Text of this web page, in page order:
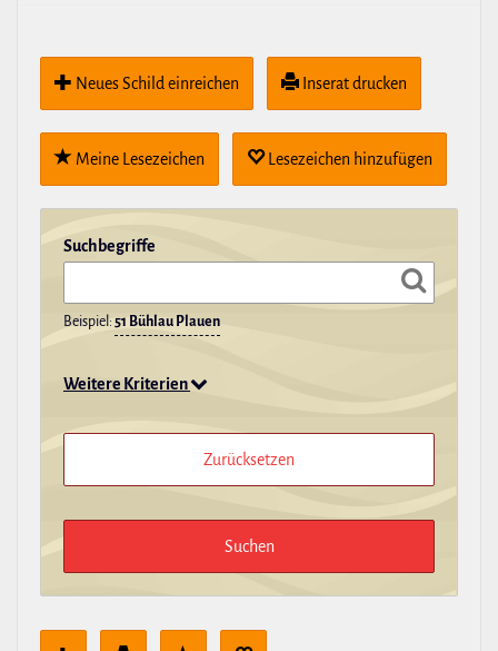
Neues Schild ein­rei­chen Inserat drucken
Meine Lese­zei­chen Lese­zei­chen hin­zu­fügen
Such­be­griffe
Beispiel: 51 Bühlau Plauen
Weitere Kriterien